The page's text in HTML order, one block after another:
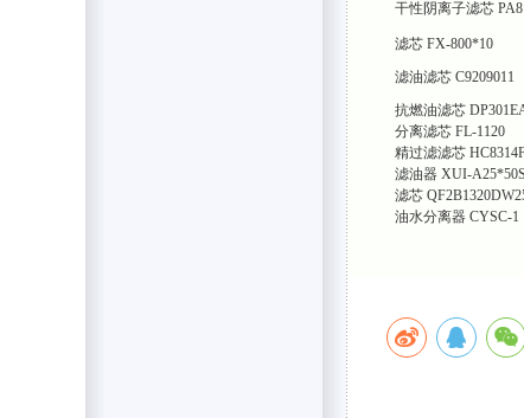
干性阴离子滤芯
滤芯 FX-800*10
滤油滤芯 C9209011
抗燃油滤芯
分离滤芯 FL-1120
精过滤滤芯
滤油器 XUI-A25*50S
滤芯
油水分离器 CYSC-1